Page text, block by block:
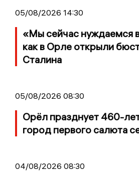
05/08/2026 14:30
«Мы сейчас нуждаемся
как в Орле открыли
Сталина
05/08/2026 08:30
Орёл празднует 460-
город первого салюта
04/08/2026 08:30